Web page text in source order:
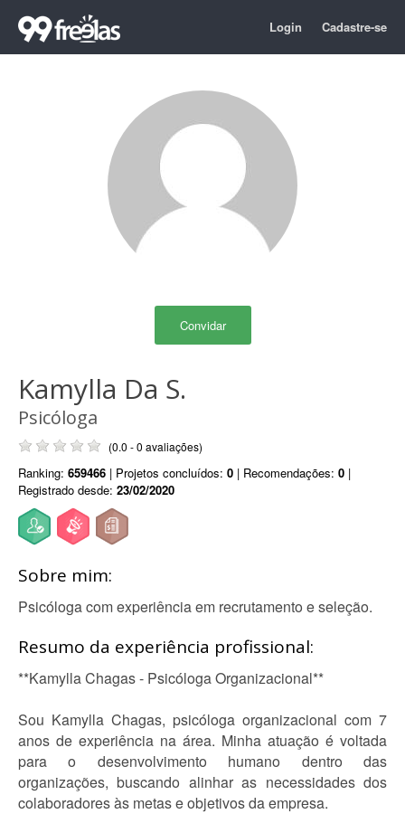
Login Cadastre-se
Convidar
Kamylla Da S.
Psicóloga
(0.0 - 0 avaliações)
Ranking: 659466 | Projetos concluídos: 0 | Recomendações: 0 |
Registrado desde: 23/02/2020
Sobre mim:
Psicóloga com experiência em recrutamento e seleção.
Resumo da experiência profissional:
**Kamylla Chagas - Psicóloga Organizacional**
Sou Kamylla Chagas, psicóloga organizacional com 7
anos de experiência na área. Minha atuação é voltada
para o desenvolvimento humano dentro das
organizações, buscando alinhar as necessidades dos
colaboradores às metas e objetivos da empresa.